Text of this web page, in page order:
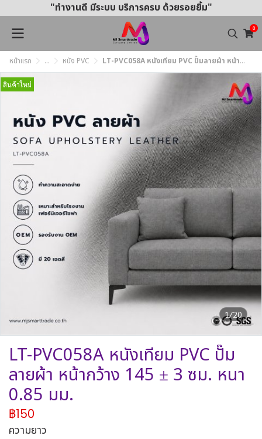
"ทำงานดี มีระบบ บริการครบ ด้วยรอยยิ้ม"
0
หน้าแรก ... หนัง PVC LT-PVC058A หนังเทียม PVC ปั๊มลายผ้า หน้ากว้าง 145 ± 3 ซม. หนา 0.85 มม.
1/20
สินค้าใหม่
LT-PVC058A หนังเทียม PVC ปั๊ม
ลายผ้า หน้ากว้าง 145 ± 3 ซม. หนา
0.85 มม.
฿150
ความยาว